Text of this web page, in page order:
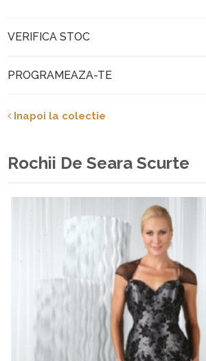
VERIFICA STOC
PROGRAMEAZA-TE
Inapoi la colectie
Rochii De Seara Scurte